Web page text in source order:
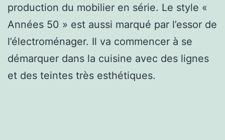
production du mobilier en série. Le style «
Années 50 » est aussi marqué par l’essor de
l’électroménager. Il va commencer à se
démarquer dans la cuisine avec des lignes
et des teintes très esthétiques.